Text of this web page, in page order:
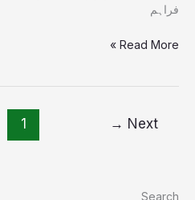
فراہم
Read More »
1 Next
→
Search